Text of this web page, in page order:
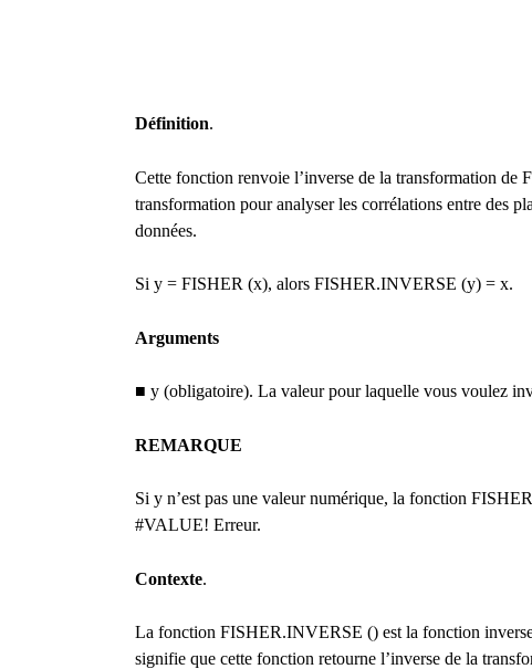
Définition.
Cette fonction renvoie l’inverse de la transformation de
transformation pour analyser les corrélations entre des
données.
Si y = FISHER (x), alors FISHER.INVERSE (y) = x.
Arguments
■ y (obligatoire). La valeur pour laquelle vous voulez
REMARQUE
Si y n’est pas une valeur numérique, la fonction
#VALUE! Erreur.
Contexte.
La fonction FISHER.INVERSE () est la fonction
signifie que cette fonction retourne l’inverse de la